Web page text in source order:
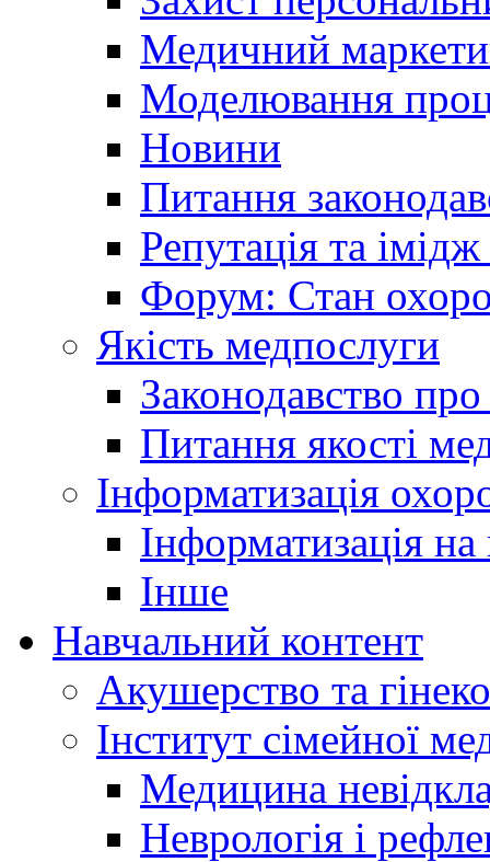
Медичний
Моделювання
Новини
Питання
Репутація та
Форум: Стан
Якість медпослуги
Законодавство
Питання якості
Інформатизація
Інформатизація
Інше
Навчальний контент
Акушерство та
Інститут сімейної
Медицина
Неврологія і